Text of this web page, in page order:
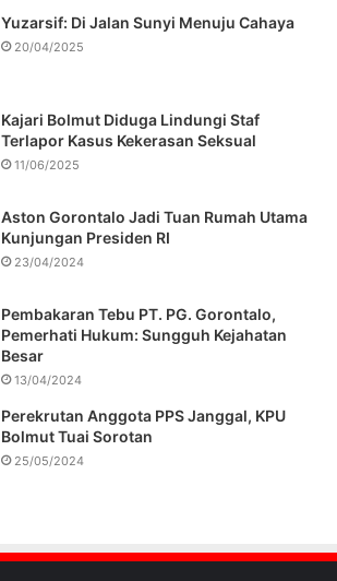
Yuzarsif: Di Jalan Sunyi Menuju Cahaya
20/04/2025
Kajari Bolmut Diduga Lindungi Staf
Terlapor Kasus Kekerasan Seksual
11/06/2025
Aston Gorontalo Jadi Tuan Rumah Utama
Kunjungan Presiden RI
23/04/2024
Pembakaran Tebu PT. PG. Gorontalo,
Pemerhati Hukum: Sungguh Kejahatan
Besar
13/04/2024
Perekrutan Anggota PPS Janggal, KPU
Bolmut Tuai Sorotan
25/05/2024